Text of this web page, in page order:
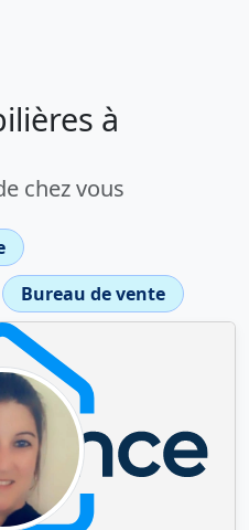
à
chez vous
Bureau de vente